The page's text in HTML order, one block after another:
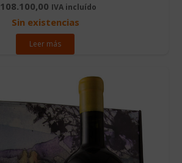
108.100,00 IVA incluído
Sin existencias
Leer más